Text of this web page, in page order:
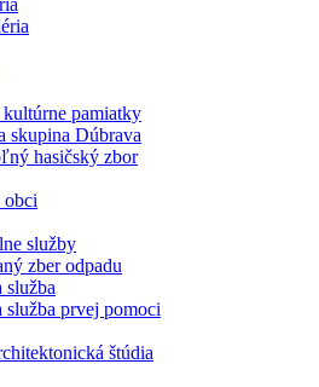
pamiatky
skupina Dúbrava
hasičský zbor
obci
služby
zber odpadu
služba
služba prvej pomoci
štúdia